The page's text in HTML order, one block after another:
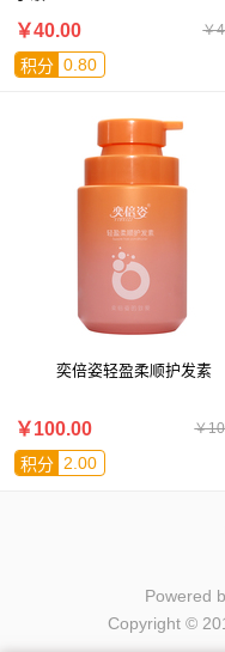
￥
￥40.00
积分 0.80
奕倍姿轻盈柔顺护发素
￥
￥100.00
积分 2.00
Powered
Copyright ©